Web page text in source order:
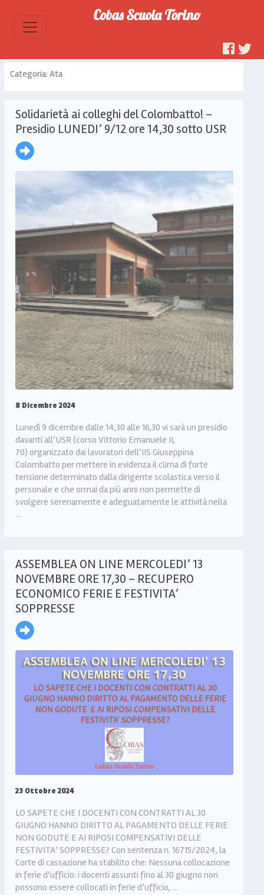
Cobas Scuola Torino
Categoria: Ata
Solidarietà ai colleghi del Colombatto! –
Presidio LUNEDI’ 9/12 ore 14,30 sotto USR
8 Dicembre 2024
Lunedì 9 dicembre dalle 14,30 alle 16,30 vi sarà un presidio
davanti all’USR (corso Vittorio Emanuele II,
70) organizzato dai lavoratori dell’IIS Giuseppina
Colombatto per mettere in evidenza il clima di forte
tensione determinato dalla dirigente scolastica verso il
personale e che ormai da più anni non permette di
svolgere serenamente e adeguatamente le attività nella
…
ASSEMBLEA ON LINE MERCOLEDI’ 13
NOVEMBRE ORE 17,30 – RECUPERO
ECONOMICO FERIE E FESTIVITA’
SOPPRESSE
23 Ottobre 2024
LO SAPETE CHE I DOCENTI CON CONTRATTI AL 30
GIUGNO HANNO DIRITTO AL PAGAMENTO DELLE FERIE
NON GODUTE E AI RIPOSI COMPENSATIVI DELLE
FESTIVITA’ SOPPRESSE? Con sentenza n. 16715/2024, la
Corte di cassazione ha stabilito che: Nessuna collocazione
in ferie d’ufficio: i docenti assunti fino al 30 giugno non
possono essere collocati in ferie d’ufficio, …